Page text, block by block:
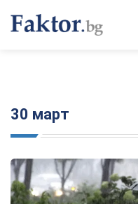
30 март